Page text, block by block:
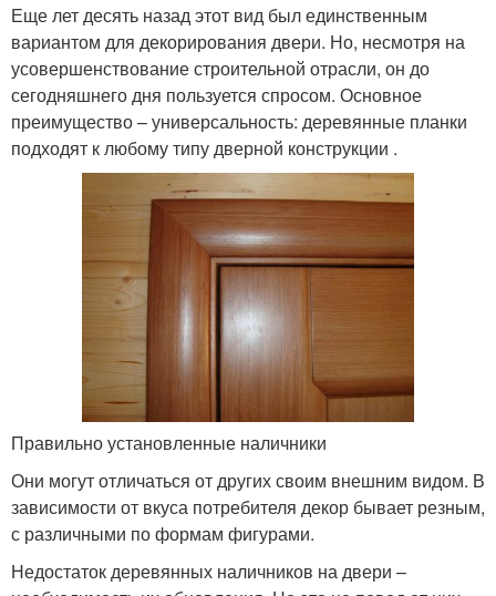
Еще лет десять назад этот вид был единственным
вариантом для декорирования двери. Но, несмотря на
усовершенствование строительной отрасли, он до
сегодняшнего дня пользуется спросом. Основное
преимущество – универсальность: деревянные планки
подходят к любому типу дверной конструкции .
Правильно установленные наличники
Они могут отличаться от других своим внешним видом. В
зависимости от вкуса потребителя декор бывает резным,
с различными по формам фигурами.
Недостаток деревянных наличников на двери –